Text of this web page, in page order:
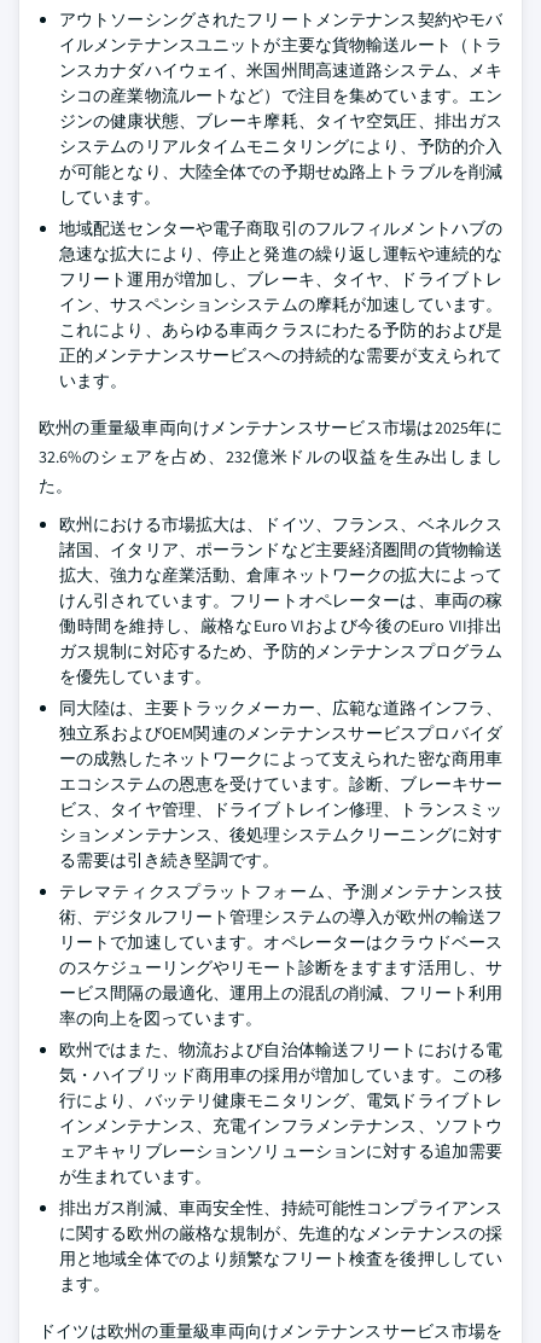
アウトソーシングされたフリートメンテナンス契約やモバ
イルメンテナンスユニットが主要な貨物輸送ルート（トラ
ンスカナダハイウェイ、米国州間高速道路システム、メキ
シコの産業物流ルートなど）で注目を集めています。エン
ジンの健康状態、ブレーキ摩耗、タイヤ空気圧、排出ガス
システムのリアルタイムモニタリングにより、予防的介入
が可能となり、大陸全体での予期せぬ路上トラブルを削減
しています。
地域配送センターや電子商取引のフルフィルメントハブの
急速な拡大により、停止と発進の繰り返し運転や連続的な
フリート運用が増加し、ブレーキ、タイヤ、ドライブトレ
イン、サスペンションシステムの摩耗が加速しています。
これにより、あらゆる車両クラスにわたる予防的および是
正的メンテナンスサービスへの持続的な需要が支えられて
います。
欧州の重量級車両向けメンテナンスサービス市場は2025年に
32.6%のシェアを占め、232億米ドルの収益を生み出しまし
た。
欧州における市場拡大は、ドイツ、フランス、ベネルクス
諸国、イタリア、ポーランドなど主要経済圏間の貨物輸送
拡大、強力な産業活動、倉庫ネットワークの拡大によって
けん引されています。フリートオペレーターは、車両の稼
働時間を維持し、厳格なEuro VIおよび今後のEuro VII排出
ガス規制に対応するため、予防的メンテナンスプログラム
を優先しています。
同大陸は、主要トラックメーカー、広範な道路インフラ、
独立系およびOEM関連のメンテナンスサービスプロバイダ
ーの成熟したネットワークによって支えられた密な商用車
エコシステムの恩恵を受けています。診断、ブレーキサー
ビス、タイヤ管理、ドライブトレイン修理、トランスミッ
ションメンテナンス、後処理システムクリーニングに対す
る需要は引き続き堅調です。
テレマティクスプラットフォーム、予測メンテナンス技
術、デジタルフリート管理システムの導入が欧州の輸送フ
リートで加速しています。オペレーターはクラウドベース
のスケジューリングやリモート診断をますます活用し、サ
ービス間隔の最適化、運用上の混乱の削減、フリート利用
率の向上を図っています。
欧州ではまた、物流および自治体輸送フリートにおける電
気・ハイブリッド商用車の採用が増加しています。この移
行により、バッテリ健康モニタリング、電気ドライブトレ
インメンテナンス、充電インフラメンテナンス、ソフトウ
ェアキャリブレーションソリューションに対する追加需要
が生まれています。
排出ガス削減、車両安全性、持続可能性コンプライアンス
に関する欧州の厳格な規制が、先進的なメンテナンスの採
用と地域全体でのより頻繁なフリート検査を後押ししてい
ます。
ドイツは欧州の重量級車両向けメンテナンスサービス市場を